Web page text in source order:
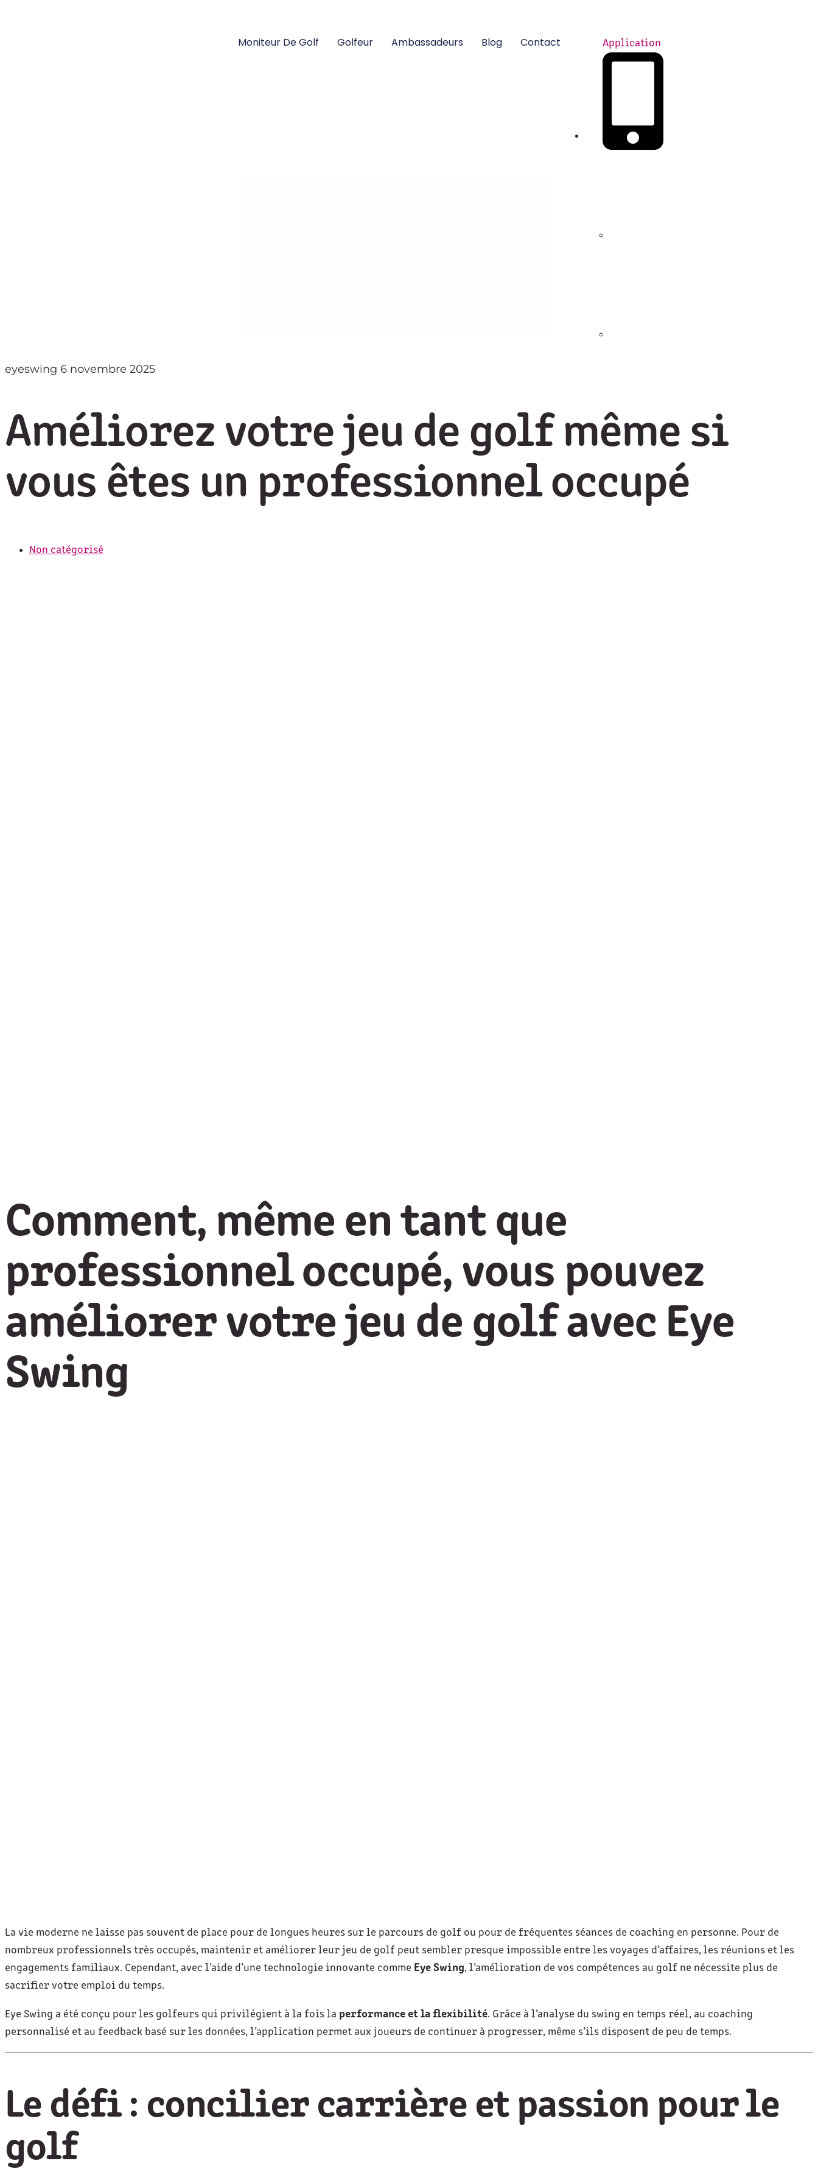
Application
Moniteur De Golf Golfeur Ambassadeurs Blog Contact
eyeswing 6 novembre 2025
Améliorez votre jeu de golf même si
vous êtes un professionnel occupé
Non catégorisé
Comment, même en tant que
professionnel occupé, vous pouvez
améliorer votre jeu de golf avec Eye
Swing
La vie moderne ne laisse pas souvent de place pour de longues heures sur le parcours de golf ou pour de fréquentes séances de coaching en personne. Pour de
nombreux professionnels très occupés, maintenir et améliorer leur jeu de golf peut sembler presque impossible entre les voyages d’affaires, les réunions et les
engagements familiaux. Cependant, avec l’aide d’une technologie innovante comme Eye Swing, l’amélioration de vos compétences au golf ne nécessite plus de
sacrifier votre emploi du temps.
Eye Swing a été conçu pour les golfeurs qui privilégient à la fois la performance et la flexibilité. Grâce à l’analyse du swing en temps réel, au coaching
personnalisé et au feedback basé sur les données, l’application permet aux joueurs de continuer à progresser, même s’ils disposent de peu de temps.
Le défi : concilier carrière et passion pour le
golf